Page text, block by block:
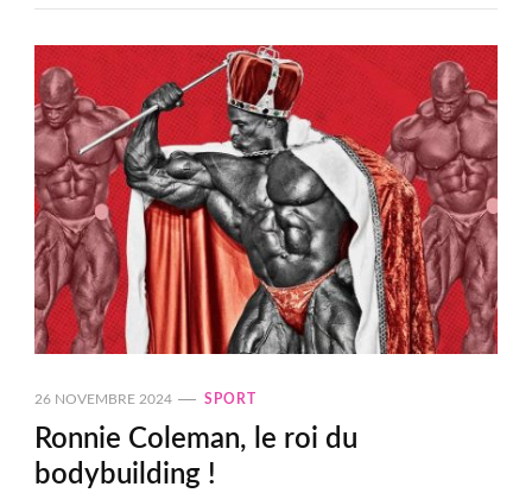
26 NOVEMBRE 2024 SPORT
Ronnie Coleman, le roi du
bodybuilding !